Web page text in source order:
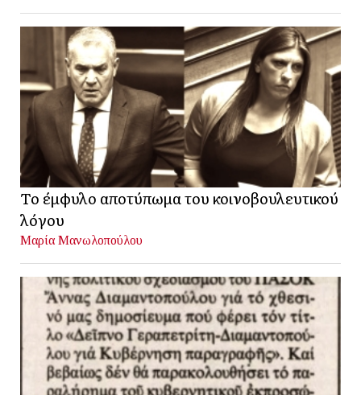
Το έμφυλο αποτύπωμα του κοινοβουλευτικού
λόγου
Μαρία Μανωλοπούλου